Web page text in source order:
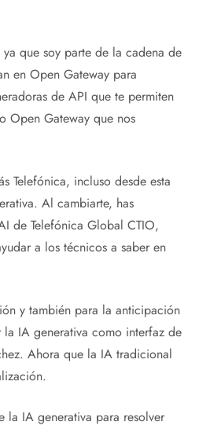
que soy parte de la cadena de
en Open Gateway para
de API que te permiten
Open Gateway que nos
Telefónica, incluso desde esta
Al cambiarte, has
de Telefónica Global CTIO,
a los técnicos a saber en
y también para la anticipación
IA generativa como interfaz de
Ahora que la IA tradicional
la IA generativa para resolver